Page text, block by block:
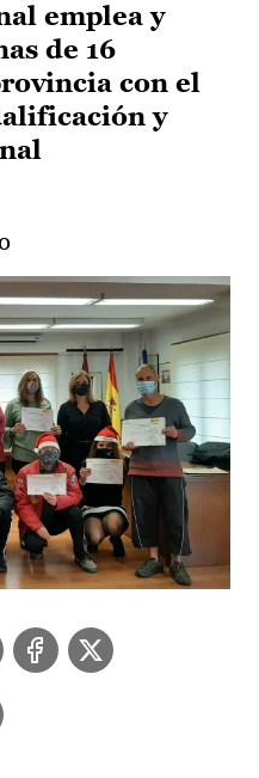
emplea y
de 16
con el
y